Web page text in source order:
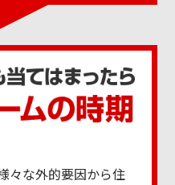
々な外的要因から住